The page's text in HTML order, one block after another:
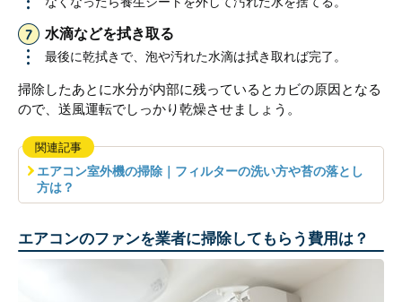
水滴などを拭き取る
最後に乾拭きで、泡や汚れた水滴は拭き取れば完了。
掃除したあとに水分が内部に残っているとカビの原因となる
ので、送風運転でしっかり乾燥させましょう。
関連記事
エアコン室外機の掃除｜フィルターの洗い方や苔の落とし
方は？
エアコンのファンを業者に掃除してもらう費用は？